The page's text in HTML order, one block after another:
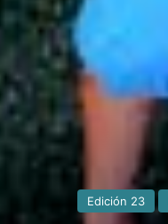
Edición 23